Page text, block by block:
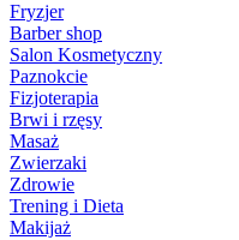
Fryzjer
Barber shop
Salon Kosmetyczny
Paznokcie
Fizjoterapia
Brwi i rzęsy
Masaż
Zwierzaki
Zdrowie
Trening i Dieta
Makijaż